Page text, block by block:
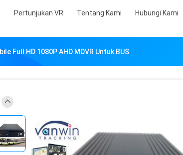
Pertunjukan VR Tentang Kami Hubungi Kami
Full HD 1080P AHD MDVR Untuk BUS